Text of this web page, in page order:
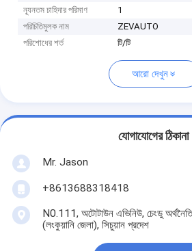
ন্যূনতম চাহিদার পরিমাণ
1
পরিচিতিমুলক নাম
ZEVAUTO
পরিশোধের শর্ত
টি/টি
আরো দেখুন
যোগাযোগের ঠিকানা
Mr. Jason
+8613688318418
N0.111, অটোটাউন এভিনিউ, চেংডু
(লংকুয়ানি জেলা), সিচুয়ান প্রদেশ